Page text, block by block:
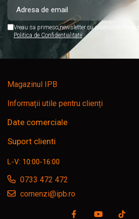
Vreau sa primesc newsletter cu promotiile
Politica de Confidentialitate
Magazinul IPB
Informații utile pentru clienți
Date comerciale
Suport clienti
L-V: 10:00-16:00
0733 472 472
comenzi@ipb.ro